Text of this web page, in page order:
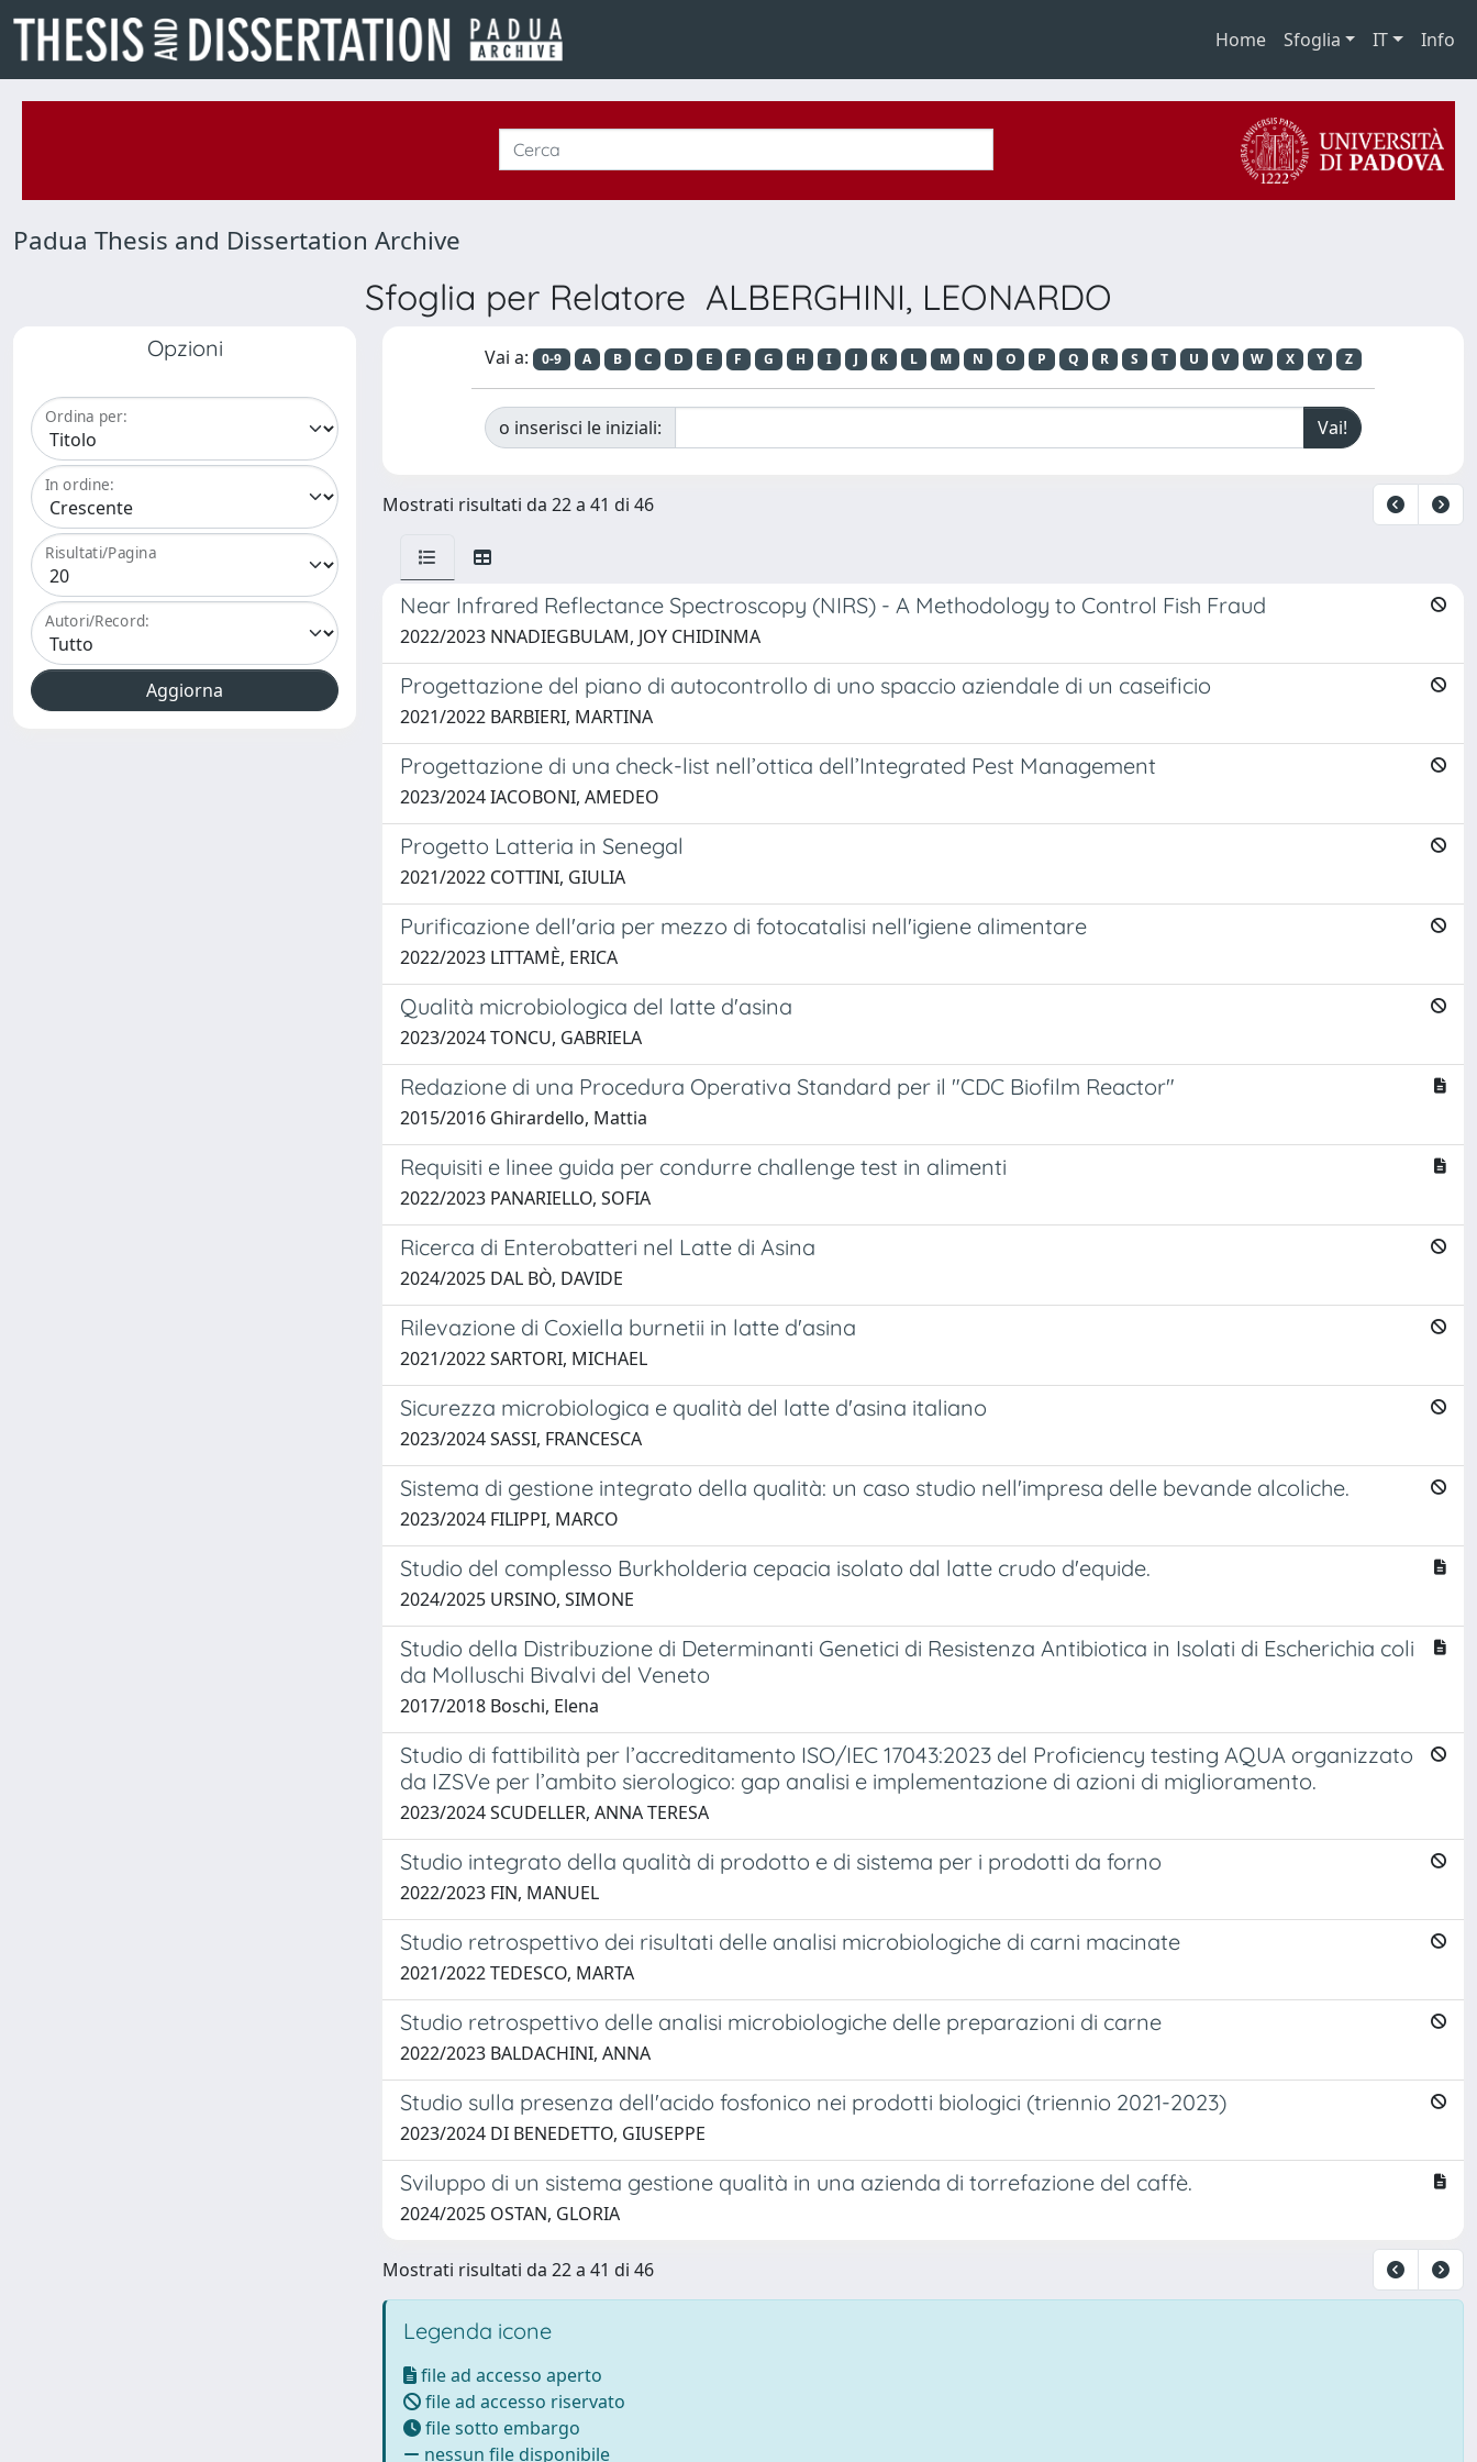
Home Sfoglia IT Info
Padua Thesis and Dissertation Archive
Sfoglia per Relatore ALBERGHINI, LEONARDO
Opzioni
Ordina per:
In ordine:
Risultati/Pagina
Autori/Record:
Vai a: 0-9 A B C D E F G H I J K L M N O P Q R S T U V W X Y Z
o inserisci le iniziali:
Mostrati risultati da 22 a 41 di 46
Near Infrared Reflectance Spectroscopy (NIRS) - A Methodology to Control Fish Fraud
2022/2023 NNADIEGBULAM, JOY CHIDINMA
Progettazione del piano di autocontrollo di uno spaccio aziendale di un caseificio
2021/2022 BARBIERI, MARTINA
Progettazione di una check-list nell’ottica dell’Integrated Pest Management
2023/2024 IACOBONI, AMEDEO
Progetto Latteria in Senegal
2021/2022 COTTINI, GIULIA
Purificazione dell'aria per mezzo di fotocatalisi nell'igiene alimentare
2022/2023 LITTAMÈ, ERICA
Qualità microbiologica del latte d'asina
2023/2024 TONCU, GABRIELA
Redazione di una Procedura Operativa Standard per il "CDC Biofilm Reactor"
2015/2016 Ghirardello, Mattia
Requisiti e linee guida per condurre challenge test in alimenti
2022/2023 PANARIELLO, SOFIA
Ricerca di Enterobatteri nel Latte di Asina
2024/2025 DAL BÒ, DAVIDE
Rilevazione di Coxiella burnetii in latte d'asina
2021/2022 SARTORI, MICHAEL
Sicurezza microbiologica e qualità del latte d'asina italiano
2023/2024 SASSI, FRANCESCA
Sistema di gestione integrato della qualità: un caso studio nell'impresa delle bevande alcoliche.
2023/2024 FILIPPI, MARCO
Studio del complesso Burkholderia cepacia isolato dal latte crudo d'equide.
2024/2025 URSINO, SIMONE
Studio della Distribuzione di Determinanti Genetici di Resistenza Antibiotica in Isolati di Escherichia coli
da Molluschi Bivalvi del Veneto
2017/2018 Boschi, Elena
Studio di fattibilità per l’accreditamento ISO/IEC 17043:2023 del Proficiency testing AQUA organizzato
da IZSVe per l’ambito sierologico: gap analisi e implementazione di azioni di miglioramento.
2023/2024 SCUDELLER, ANNA TERESA
Studio integrato della qualità di prodotto e di sistema per i prodotti da forno
2022/2023 FIN, MANUEL
Studio retrospettivo dei risultati delle analisi microbiologiche di carni macinate
2021/2022 TEDESCO, MARTA
Studio retrospettivo delle analisi microbiologiche delle preparazioni di carne
2022/2023 BALDACHINI, ANNA
Studio sulla presenza dell'acido fosfonico nei prodotti biologici (triennio 2021-2023)
2023/2024 DI BENEDETTO, GIUSEPPE
Sviluppo di un sistema gestione qualità in una azienda di torrefazione del caffè.
2024/2025 OSTAN, GLORIA
Mostrati risultati da 22 a 41 di 46
Legenda icone
file ad accesso aperto
file ad accesso riservato
file sotto embargo
nessun file disponibile